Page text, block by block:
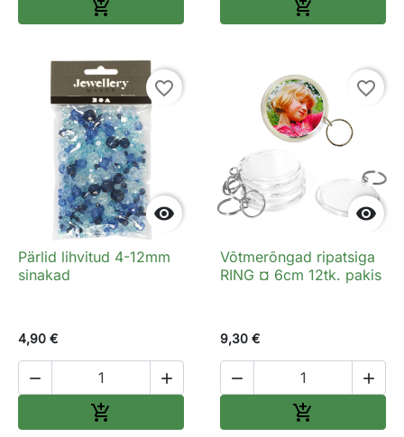
 

favorite_border
Pärlid lihvitud 4-12mm
sinakad
4,90 €
 


favorite_border
Võtmerõngad ripatsiga
RING ¤ 6cm 12tk. pakis
9,30 €
 
